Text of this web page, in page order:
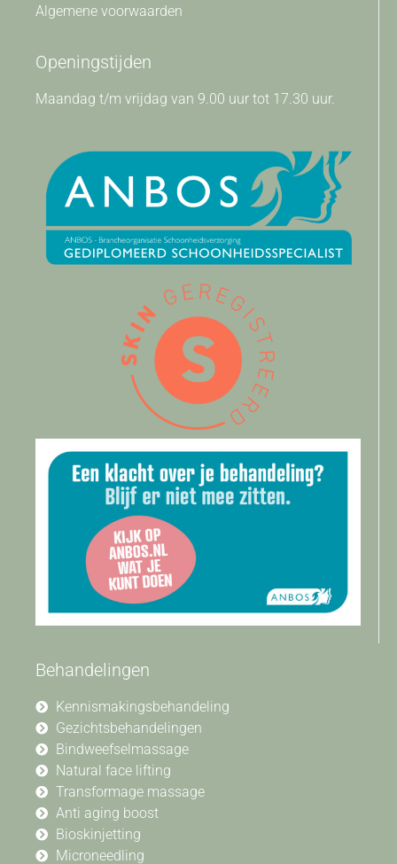
Algemene voorwaarden
Openingstijden
Maandag t/m vrijdag van 9.00 uur tot 17.30 uur.
Behandelingen
Kennismakingsbehandeling
Gezichtsbehandelingen
Bindweefselmassage
Natural face lifting
Transformage massage
Anti aging boost
Bioskinjetting
Microneedling